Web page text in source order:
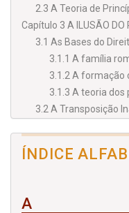
2.3 A Teoria de
Capítulo 3 A ILUSÃO DO
3.1 As Bases do
3.1.1 A família
3.1.2 A formação
3.1.3 A teoria dos
3.2 A Transposição
115
ÍNDICE
A